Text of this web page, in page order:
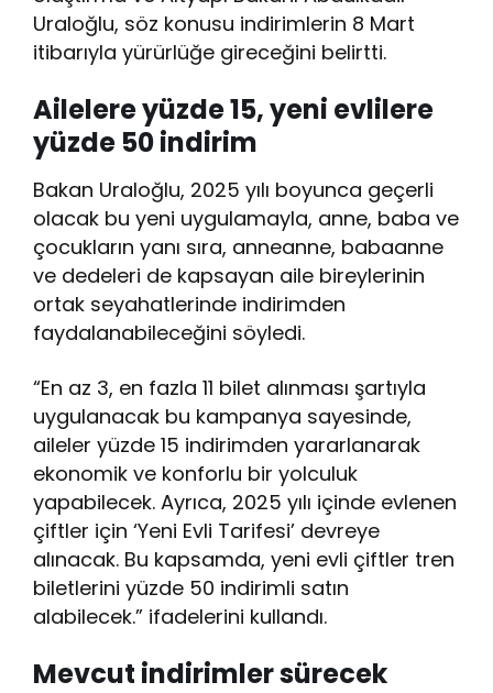
Uraloğlu, söz konusu indirimlerin 8 Mart
itibarıyla yürürlüğe gireceğini belirtti.
Ailelere yüzde 15, yeni evlilere
yüzde 50 indirim
Bakan Uraloğlu, 2025 yılı boyunca geçerli
olacak bu yeni uygulamayla, anne, baba ve
çocukların yanı sıra, anneanne, babaanne
ve dedeleri de kapsayan aile bireylerinin
ortak seyahatlerinde indirimden
faydalanabileceğini söyledi.
“En az 3, en fazla 11 bilet alınması şartıyla
uygulanacak bu kampanya sayesinde,
aileler yüzde 15 indirimden yararlanarak
ekonomik ve konforlu bir yolculuk
yapabilecek. Ayrıca, 2025 yılı içinde evlenen
çiftler için ‘Yeni Evli Tarifesi’ devreye
alınacak. Bu kapsamda, yeni evli çiftler tren
biletlerini yüzde 50 indirimli satın
alabilecek.” ifadelerini kullandı.
Mevcut indirimler sürecek